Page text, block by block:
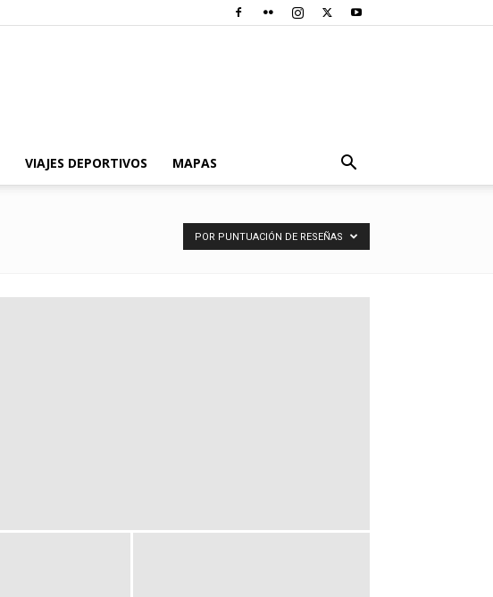
VIAJES DEPORTIVOS MAPAS
POR PUNTUACIÓN DE RESEÑAS